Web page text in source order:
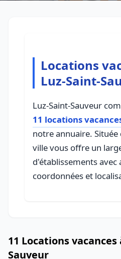
Locations
Luz-Saint-
Luz-Saint-Sauveur
11 locations
notre annuaire.
ville vous offre un
d'établissements avec
coordonnées et
11 Locations vacances
Sauveur